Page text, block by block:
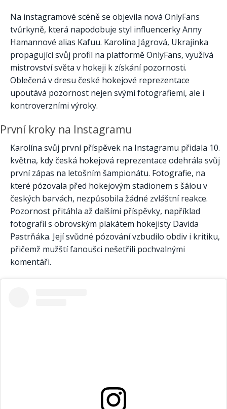
Na instagramové scéně se objevila nová OnlyFans
tvůrkyně, která napodobuje styl influencerky Anny
Hamannové alias Kafuu. Karolína Jágrová, Ukrajinka
propagující svůj profil na platformě OnlyFans, využívá
mistrovství světa v hokeji k získání pozornosti.
Oblečená v dresu české hokejové reprezentace
upoutává pozornost nejen svými fotografiemi, ale i
kontroverzními výroky.
První kroky na Instagramu
Karolína svůj první příspěvek na Instagramu přidala 10.
května, kdy česká hokejová reprezentace odehrála svůj
první zápas na letošním šampionátu. Fotografie, na
které pózovala před hokejovým stadionem s šálou v
českých barvách, nezpůsobila žádné zvláštní reakce.
Pozornost přitáhla až dalšími příspěvky, například
fotografií s obrovským plakátem hokejisty Davida
Pastrňáka. Její svůdné pózování vzbudilo obdiv i kritiku,
přičemž mužští fanoušci nešetřili pochvalnými
komentáři.